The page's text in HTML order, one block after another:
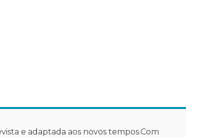
e adaptada aos novos tempos.Com